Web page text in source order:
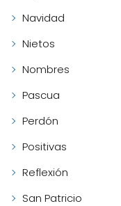
Navidad
Nietos
Nombres
Pascua
Perdón
Positivas
Reflexión
San Patricio